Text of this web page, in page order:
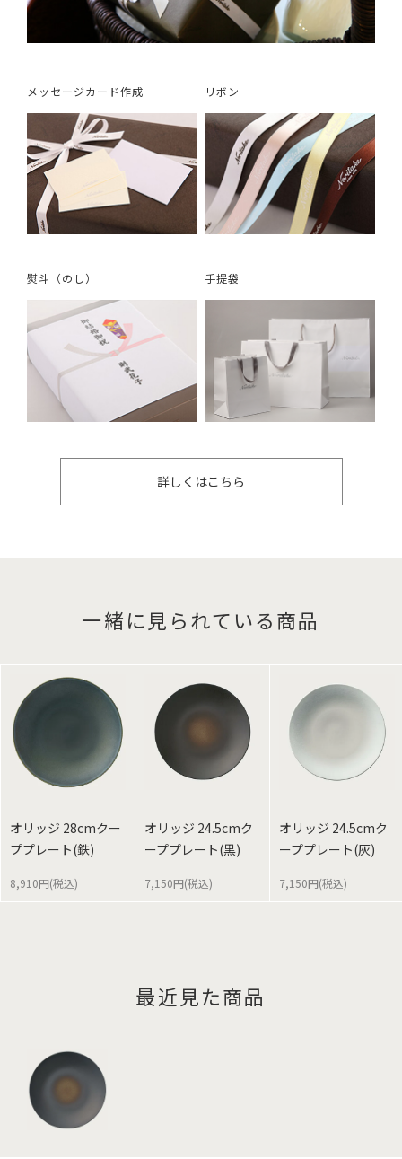
メッセージカード作成 リボン
熨斗（のし） 手提袋
詳しくはこちら
一緒に見られている商品
オリッジ 28cmクー
ププレート(鉄)
8,910円(税込)
オリッジ 24.5cmク
ーププレート(黒)
7,150円(税込)
オリッジ 24.5cmク
ーププレート(灰)
7,150円(税込)
最近見た商品